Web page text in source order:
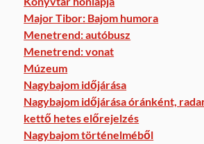
Major Tibor: Bajom humora
Menetrend: autóbusz
Menetrend: vonat
Múzeum
Nagybajom időjárása
Nagybajom időjárása óránként,
kettő hetes előrejelzés
Nagybajom történelméből